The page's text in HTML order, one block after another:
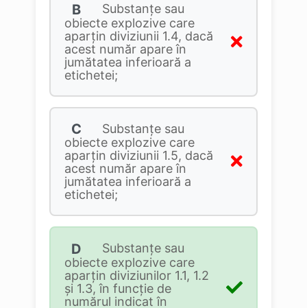
B
Substanțe sau
obiecte explozive care
aparțin diviziunii 1.4, dacă
acest număr apare în
jumătatea inferioară a
etichetei;
C
Substanțe sau
obiecte explozive care
aparțin diviziunii 1.5, dacă
acest număr apare în
jumătatea inferioară a
etichetei;
D
Substanțe sau
obiecte explozive care
aparțin diviziunilor 1.1, 1.2
și 1.3, în funcție de
numărul indicat în